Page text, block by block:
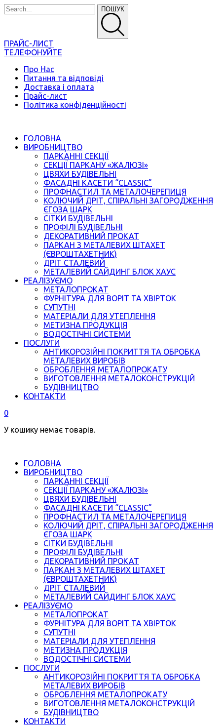
ПОШУК
ПРАЙС-ЛИСТ
ТЕЛЕФОНУЙТЕ
Про Нас
Питання та відповіді
Доставка і оплата
Прайс-лист
Політика конфіденційності
ГОЛОВНА
ВИРОБНИЦТВО
ПАРКАННІ СЕКЦІЇ
СЕКЦІЇ ПАРКАНУ «ЖАЛЮЗІ»
ЦВЯХИ БУДІВЕЛЬНІ
ФАСАДНІ КАСЕТИ “CLASSIC”
ПРОФНАСТИЛ ТА МЕТАЛОЧЕРЕПИЦЯ
КОЛЮЧИЙ ДРІТ, СПІРАЛЬНІ ЗАГОРОДЖЕННЯ
ЄГОЗА ШАРК
СІТКИ БУДІВЕЛЬНІ
ПРОФІЛІ БУДІВЕЛЬНІ
ДЕКОРАТИВНИЙ ПРОКАТ
ПАРКАН З МЕТАЛЕВИХ ШТАХЕТ
(ЄВРОШТАХЕТНИК)
ДРІТ СТАЛЕВИЙ
МЕТАЛЕВИЙ САЙДИНГ БЛОК ХАУС
РЕАЛІЗУЄМО
МЕТАЛОПРОКАТ
ФУРНІТУРА ДЛЯ ВОРІТ ТА ХВІРТОК
СУПУТНІ
МАТЕРІАЛИ ДЛЯ УТЕПЛЕННЯ
МЕТИЗНА ПРОДУКЦІЯ
ВОДОСТІЧНІ СИСТЕМИ
ПОСЛУГИ
АНТИКОРОЗІЙНІ ПОКРИТТЯ ТА ОБРОБКА
МЕТАЛЕВИХ ВИРОБІВ
ОБРОБЛЕННЯ МЕТАЛОПРОКАТУ
ВИГОТОВЛЕННЯ МЕТАЛОКОНСТРУКЦІЙ
БУДІВНИЦТВО
КОНТАКТИ
0
У кошику немає товарів.
ГОЛОВНА
ВИРОБНИЦТВО
ПАРКАННІ СЕКЦІЇ
СЕКЦІЇ ПАРКАНУ «ЖАЛЮЗІ»
ЦВЯХИ БУДІВЕЛЬНІ
ФАСАДНІ КАСЕТИ “CLASSIC”
ПРОФНАСТИЛ ТА МЕТАЛОЧЕРЕПИЦЯ
КОЛЮЧИЙ ДРІТ, СПІРАЛЬНІ ЗАГОРОДЖЕННЯ
ЄГОЗА ШАРК
СІТКИ БУДІВЕЛЬНІ
ПРОФІЛІ БУДІВЕЛЬНІ
ДЕКОРАТИВНИЙ ПРОКАТ
ПАРКАН З МЕТАЛЕВИХ ШТАХЕТ
(ЄВРОШТАХЕТНИК)
ДРІТ СТАЛЕВИЙ
МЕТАЛЕВИЙ САЙДИНГ БЛОК ХАУС
РЕАЛІЗУЄМО
МЕТАЛОПРОКАТ
ФУРНІТУРА ДЛЯ ВОРІТ ТА ХВІРТОК
СУПУТНІ
МАТЕРІАЛИ ДЛЯ УТЕПЛЕННЯ
МЕТИЗНА ПРОДУКЦІЯ
ВОДОСТІЧНІ СИСТЕМИ
ПОСЛУГИ
АНТИКОРОЗІЙНІ ПОКРИТТЯ ТА ОБРОБКА
МЕТАЛЕВИХ ВИРОБІВ
ОБРОБЛЕННЯ МЕТАЛОПРОКАТУ
ВИГОТОВЛЕННЯ МЕТАЛОКОНСТРУКЦІЙ
БУДІВНИЦТВО
КОНТАКТИ